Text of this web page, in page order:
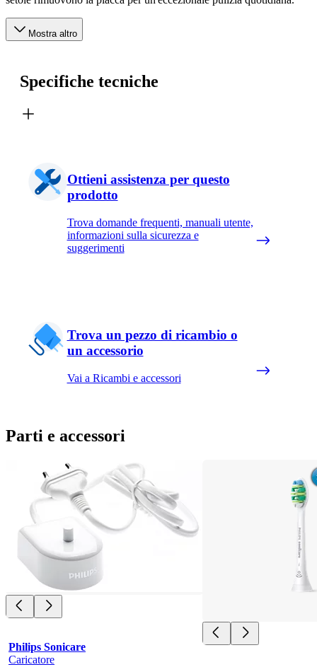
Mostra altro
Specifiche tecniche
Ottieni assistenza per questo
prodotto
Trova domande frequenti, manuali utente,
informazioni sulla sicurezza e
suggerimenti
Trova un pezzo di ricambio o
un accessorio
Vai a Ricambi e accessori
Parti e accessori
Philips Sonicare
Caricatore